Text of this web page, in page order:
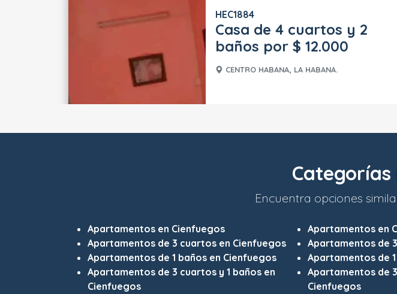
HEC1884
Casa de 4 cuartos y 2
baños por $ 12.000
CENTRO HABANA, LA HABANA.
Encuentra opciones
Apartamentos en Cienfuegos
Apartamentos de 3 cuartos en Cienfuegos
Apartamentos de 1 baños en Cienfuegos
Apartamentos de 3 cuartos y 1 baños en
Cienfuegos
Apartamentos en
Apartamentos de
Apartamentos de
Apartamentos de
Cienfuegos